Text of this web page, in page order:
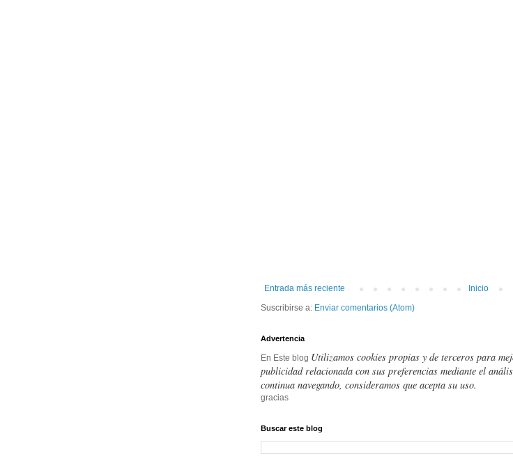
Entrada más reciente
Inicio
Suscribirse a: Enviar comentarios (Atom)
Advertencia
En Este blog Utilizamos cookies propias y de terceros para
publicidad relacionada con sus preferencias mediante el
continua navegando, consideramos que acepta su uso.
gracias
Buscar este blog